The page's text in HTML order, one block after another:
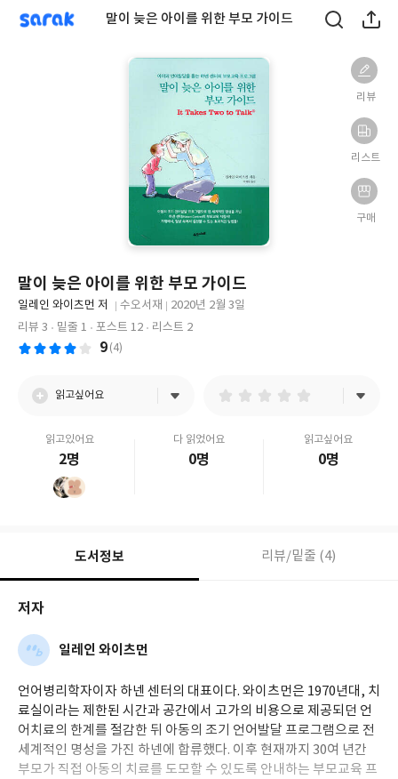
sarak 말이 늦은 아이를 위한 부모 가이드
리뷰
리스트
구매
말이 늦은 아이를 위한 부모 가이드
글
쓴
일레인 와이츠먼 저
출
사
수오서재
출
2020년 2월 3일
리뷰 3
밑줄 1 포스트 12 리스트 2
9 (4)
읽고싶어요
읽고있어요
2명
다 읽었어요
0명
읽고싶어요
0명
도서정보 리뷰/밑줄 (4)
저자
일레인 와이츠먼
언어병리학자이자 하넨 센터의 대표이다. 와이츠먼은 1970년대, 치
료실이라는 제한된 시간과 공간에서 고가의 비용으로 제공되던 언
어치료의 한계를 절감한 뒤 아동의 조기 언어발달 프로그램으로 전
세계적인 명성을 가진 하넨에 합류했다. 이후 현재까지 30여 년간
부모가 직접 아동의 치료를 도모할 수 있도록 안내하는 부모교육 프